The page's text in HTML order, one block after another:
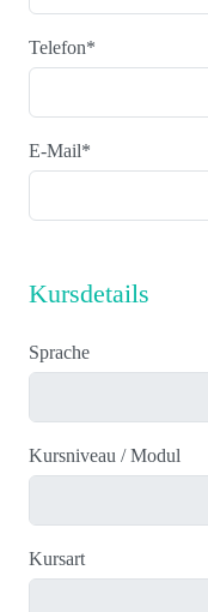
Telefon*
E-Mail*
Kursdetails
Sprache
Kursniveau / Modul
Kursart